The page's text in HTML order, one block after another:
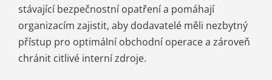
stávající bezpečnostní opatření a pomáhají
organizacím zajistit, aby dodavatelé měli nezbytný
přístup pro optimální obchodní operace a zároveň
chránit citlivé interní zdroje.